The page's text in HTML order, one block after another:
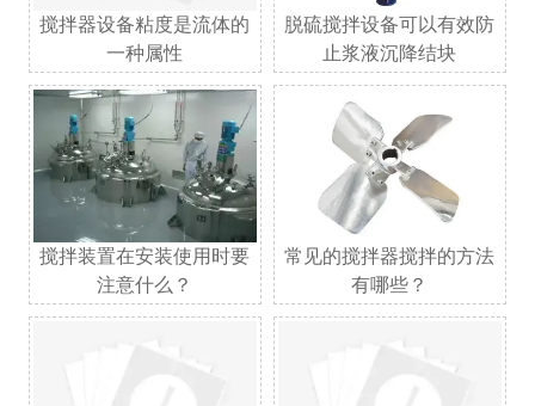
搅拌器设备粘度是流体的
一种属性
脱硫搅拌设备可以有效防
止浆液沉降结块
搅拌装置在安装使用时要
注意什么？
常见的搅拌器搅拌的方法
有哪些？